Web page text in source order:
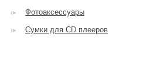
Фотоаксессуары
Сумки для CD плееров